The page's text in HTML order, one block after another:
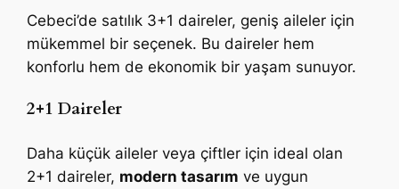
Cebeci’de satılık 3+1 daireler, geniş aileler için
mükemmel bir seçenek. Bu daireler hem
konforlu hem de ekonomik bir yaşam sunuyor.
2+1 Daireler
Daha küçük aileler veya çiftler için ideal olan
2+1 daireler, modern tasarım ve uygun